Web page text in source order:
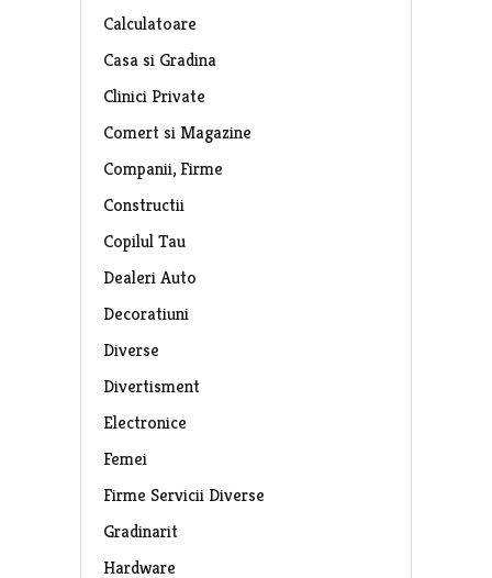
Calculatoare
Casa si Gradina
Clinici Private
Comert si Magazine
Companii, Firme
Constructii
Copilul Tau
Dealeri Auto
Decoratiuni
Diverse
Divertisment
Electronice
Femei
Firme Servicii Diverse
Gradinarit
Hardware